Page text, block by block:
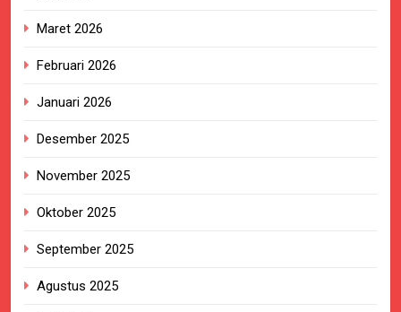
Maret 2026
Februari 2026
Januari 2026
Desember 2025
November 2025
Oktober 2025
September 2025
Agustus 2025